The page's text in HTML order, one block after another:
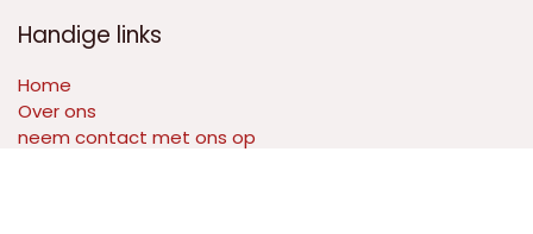
Handige links
Home
Over ons
neem contact met ons op​